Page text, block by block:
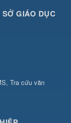
GIÁO DỤC
Tra cứu văn